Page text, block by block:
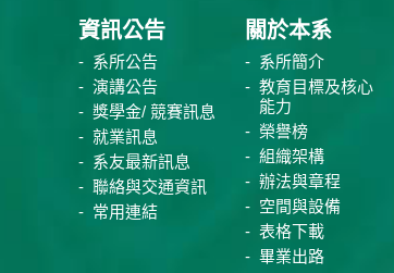
資訊公告
系所公告
演講公告
獎學金/ 競賽訊息
就業訊息
系友最新訊息
聯絡與交通資訊
常用連結
關於本系
系所簡介
教育目標及核心
能力
榮譽榜
組織架構
辦法與章程
空間與設備
表格下載
畢業出路